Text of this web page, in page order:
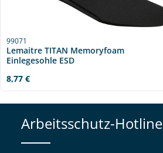
99071
Lemaitre TITAN Memoryfoam
Einlegesohle ESD
Regulärer Preis:
8,77 €
Arbeitsschutz-Hotline